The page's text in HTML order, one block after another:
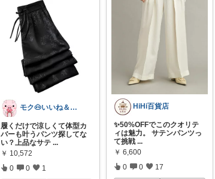
モク🐽いいね＆フォローに感謝💕
履くだけで涼しくて体型カ
バーも叶うパンツ探してな
い？上品なサテ ...
￥ 10,572
0 0 1
HiHi百貨店
✨50%OFFでこのクオリテ
ィは魅力。 サテンパンツっ
て挑戦 ...
￥ 6,600
0 0 17